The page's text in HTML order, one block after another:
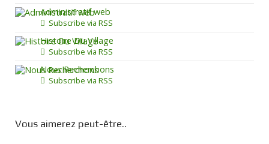
Administratif web
Subscribe via RSS
Histoire Du Village
Subscribe via RSS
Nous Recherchons
Subscribe via RSS
Vous aimerez peut-être..